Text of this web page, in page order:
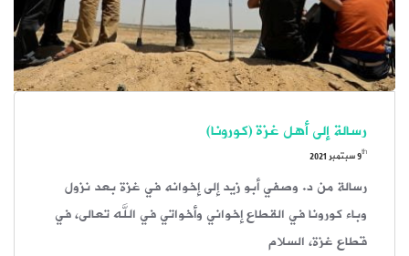
رسالة إلى أهل غزة (كورونا)
9th سبتمبر 2021
رسالة من د. وصفي أبو زيد إلى إخوانه في غزة بعد نزول
وباء كورونا في القطاع إخواني وأخواتي في الله تعالى، في
قطاع غزة، السلام